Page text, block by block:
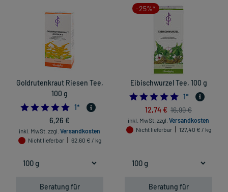
Goldrutenkraut Riesen Tee,
100 g
5.0
1*
6,26 €
inkl. MwSt. zzgl. Versandkosten
Nicht lieferbar
62,60 € / kg
Beratung für
-25%*
Eibischwurzel Tee, 100 g
5.0
1*
12,74 € 16,99 €
inkl. MwSt. zzgl. Versandkosten
Nicht lieferbar
127,40 € / kg
Beratung für